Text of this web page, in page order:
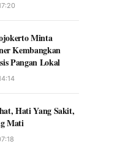
Minta
Kembangkan
Pangan Lokal
Hati Yang Sakit,
Mati